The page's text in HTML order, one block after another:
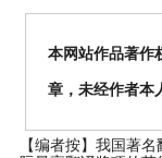
本网站作品著作
章，未经作者本
【编者按】 我国著名